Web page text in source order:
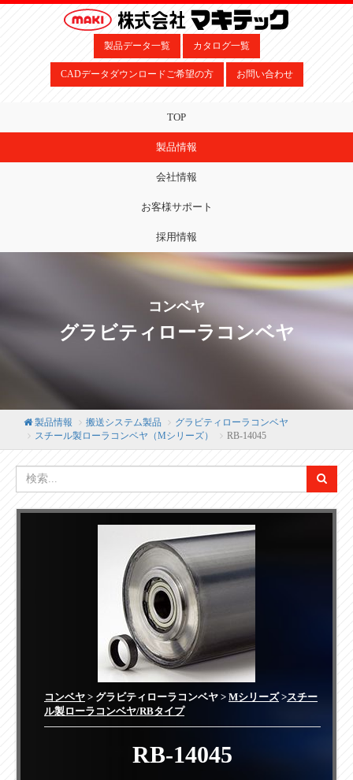
製品データ一覧 カタログ一覧
CADデータダウンロードご希望の方 お問い合わせ
TOP
製品情報
会社情報
お客様サポート
採用情報
コンベヤ
グラビティローラコンベヤ
製品情報 搬送システム製品
グラビティローラコンベヤ
スチール製ローラコンベヤ（Mシリーズ）
RB-14045
コンベヤ > グラビティローラコンベヤ > Mシリーズ>スチー
ル製ローラコンベヤ/RBタイプ
RB-14045